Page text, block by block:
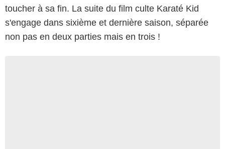
toucher à sa fin. La suite du film culte Karaté Kid
s'engage dans sixième et dernière saison, séparée
non pas en deux parties mais en trois !